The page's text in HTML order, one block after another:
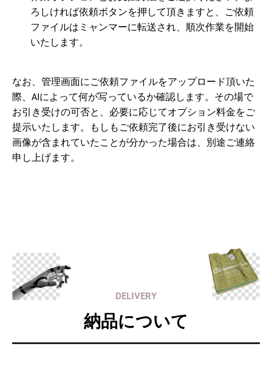
ろしければ依頼ボタンを押して頂きますと、ご依頼
ファイルはミャンマーに転送され、順次作業を開始
いたします。
なお、管理画面にご依頼ファイルをアップロード頂いた
際、AIによって何が写っているか確認します。その場で
お引き受けの可否と、必要に応じてオプション料金をご
提示いたします。もしもご依頼完了後にお引き受けない
画像が含まれていたことが分かった場合は、別途ご連絡
申し上げます。
DELIVERY
納品について